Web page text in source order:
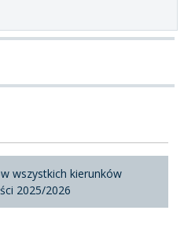
wszystkich kierunków
2025/2026